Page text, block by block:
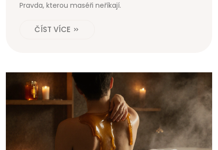
Pravda, kterou maséři neříkají.
ČÍST VÍCE